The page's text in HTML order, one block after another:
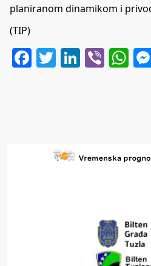
planiranom dinamikom i
(TIP)
Facebook
TwitterViber